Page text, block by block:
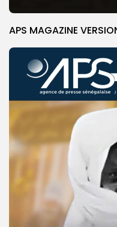
©
APS MAGAZINE